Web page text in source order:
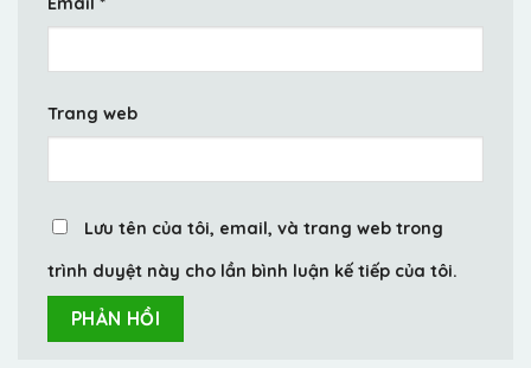
Trang web
Lưu tên của tôi, email, và trang web trong
trình duyệt này cho lần bình luận kế tiếp của tôi.